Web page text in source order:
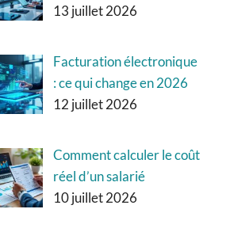
13 juillet 2026
Facturation électronique
: ce qui change en 2026
12 juillet 2026
Comment calculer le coût
réel d’un salarié
10 juillet 2026